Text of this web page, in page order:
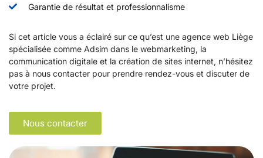
Garantie de résultat et professionnalisme
Si cet article vous a éclairé sur ce qu’est une agence web Liège
spécialisée comme Adsim dans le webmarketing, la
communication digitale et la création de sites internet, n’hésitez
pas à nous contacter pour prendre rendez-vous et discuter de
votre projet.
Nous contacter